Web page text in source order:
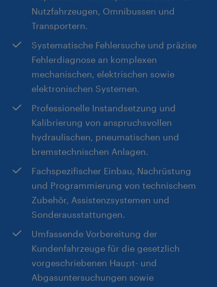
Hohes Maß an Zuverlässigkeit, ausgeprägter
Teamgeist sowie die im Werkstattalltag
erforderliche körperliche Belastbarkeit.
Nutzfahrzeugen, Omnibussen und
Transportern.
Systematische Fehlersuche und präzise
Fehlerdiagnose an komplexen
mechanischen, elektrischen sowie
elektronischen Systemen.
Professionelle Instandsetzung und
Kalibrierung von anspruchsvollen
hydraulischen, pneumatischen und
bremstechnischen Anlagen.
Fachspezifischer Einbau, Nachrüstung
und Programmierung von technischem
Zubehör, Assistenzsystemen und
Sonderausstattungen.
Umfassende Vorbereitung der
Kundenfahrzeuge für die gesetzlich
vorgeschriebenen Haupt- und
Abgasuntersuchungen sowie